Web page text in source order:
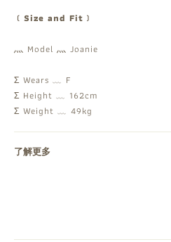
﹝Size and Fit﹞
灬 Model 灬 Joanie
Σ Wears ﹏ F
Σ Height ﹏ 162cm
Σ Weight ﹏ 49kg
了解更多